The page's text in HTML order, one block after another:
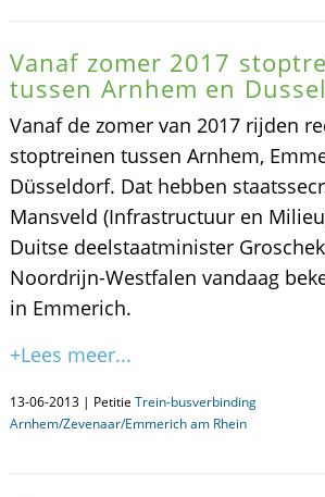
Vanaf zomer 2017
tussen Arnhem en
Vanaf de zomer van 2017 rijden
stoptreinen tussen Arnhem,
Düsseldorf. Dat hebben
Mansveld (Infrastructuur en
Duitse deelstaatminister
Noordrijn-Westfalen vandaag
in Emmerich.
+Lees meer...
13-06-2013 | Petitie Trein-busverbinding
Arnhem/Zevenaar/Emmerich am Rhein